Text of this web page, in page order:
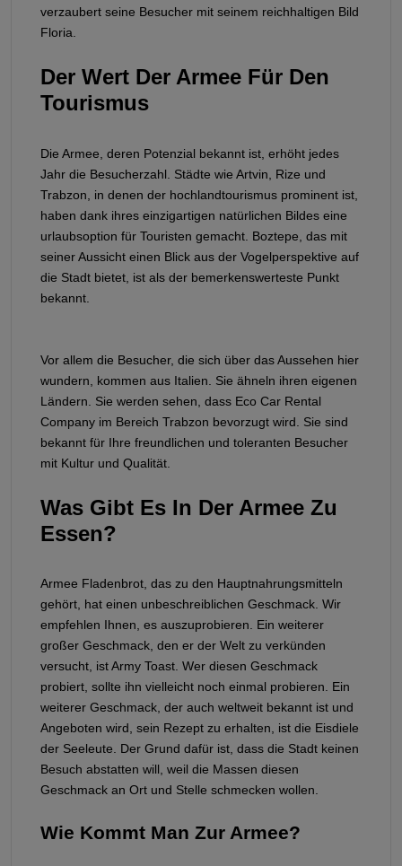
verzaubert seine Besucher mit seinem reichhaltigen Bild
Floria.
Der Wert Der Armee Für Den
Tourismus
Die Armee, deren Potenzial bekannt ist, erhöht jedes
Jahr die Besucherzahl. Städte wie Artvin, Rize und
Trabzon, in denen der hochlandtourismus prominent ist,
haben dank ihres einzigartigen natürlichen Bildes eine
urlaubsoption für Touristen gemacht. Boztepe, das mit
seiner Aussicht einen Blick aus der Vogelperspektive auf
die Stadt bietet, ist als der bemerkenswerteste Punkt
bekannt.
Vor allem die Besucher, die sich über das Aussehen hier
wundern, kommen aus Italien. Sie ähneln ihren eigenen
Ländern. Sie werden sehen, dass Eco Car Rental
Company im Bereich Trabzon bevorzugt wird. Sie sind
bekannt für Ihre freundlichen und toleranten Besucher
mit Kultur und Qualität.
Was Gibt Es In Der Armee Zu
Essen?
Armee Fladenbrot, das zu den Hauptnahrungsmitteln
gehört, hat einen unbeschreiblichen Geschmack. Wir
empfehlen Ihnen, es auszuprobieren. Ein weiterer
großer Geschmack, den er der Welt zu verkünden
versucht, ist Army Toast. Wer diesen Geschmack
probiert, sollte ihn vielleicht noch einmal probieren. Ein
weiterer Geschmack, der auch weltweit bekannt ist und
Angeboten wird, sein Rezept zu erhalten, ist die Eisdiele
der Seeleute. Der Grund dafür ist, dass die Stadt keinen
Besuch abstatten will, weil die Massen diesen
Geschmack an Ort und Stelle schmecken wollen.
Wie Kommt Man Zur Armee?